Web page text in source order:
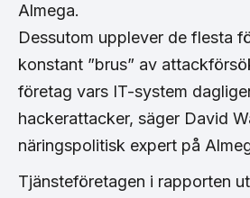
Almega.
Dessutom upplever de flesta
konstant ”brus” av
företag vars IT-system
hackerattacker, säger David
näringspolitisk expert på
Tjänsteföretagen i rapporten